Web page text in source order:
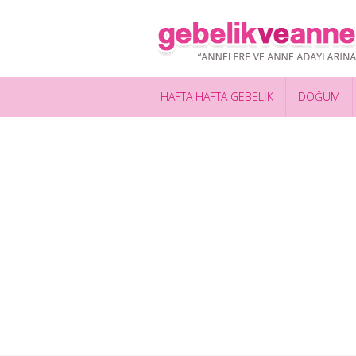
HAFTA HAFTA GEBELİK DOĞUM